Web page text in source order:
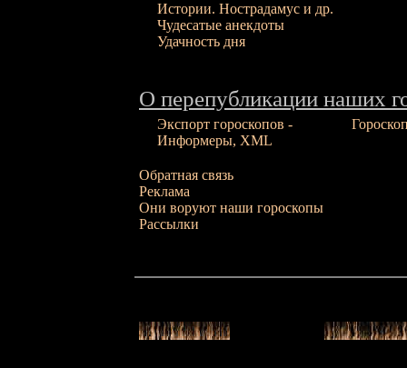
Истории. Нострадамус и др.
Чудесатые анекдоты
Удачность дня
О перепубликации наших
Экспорт гороскопов -
Информеры, XML
Обратная связь
Реклама
Они воруют наши гороскопы
Рассылки